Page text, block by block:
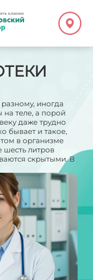
иногда
на теле, а порой
даже трудно
бывает и такое,
в организме
шесть литров
скрытыми. В